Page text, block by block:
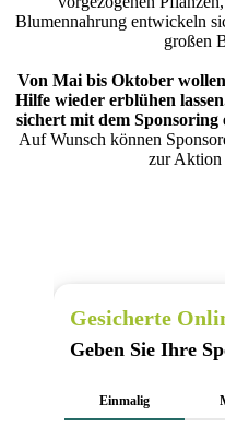
Blumennahrung entwickeln
großen
Von Mai bis Oktober
Hilfe wieder erblühen
sichert mit dem
Auf Wunsch können
zur Aktion